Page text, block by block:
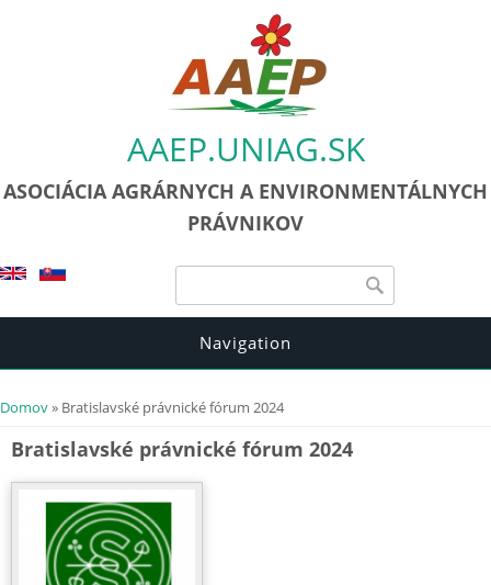
AAEP.UNIAG.SK
ASOCIÁCIA AGRÁRNYCH A ENVIRONMENTÁLNYCH
PRÁVNIKOV
Vyhľadávanie
Navigation
Nachádzate sa tu
Domov» Bratislavské právnické fórum 2024
Bratislavské právnické fórum 2024